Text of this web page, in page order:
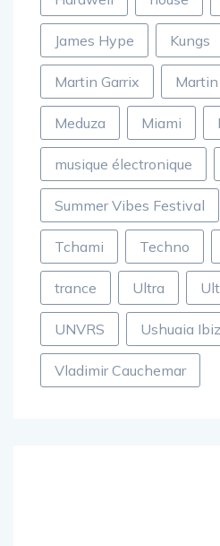
James Hype Kungs
Martin Garrix
Meduza Miami
musique électronique
Summer Vibes Festival
Tchami Techno
trance Ultra
UNVRS Ushuaia
Vladimir Cauchemar